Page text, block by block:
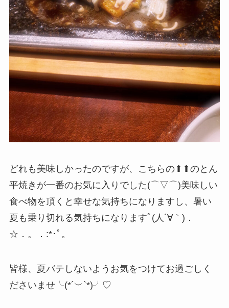
どれも美味しかったのですが、こちらの⬆⬆のとん
平焼きが一番のお気に入りでした(⌒▽⌒)美味しい
食べ物を頂くと幸せな気持ちになりますし、暑い
夏も乗り切れる気持ちになりますﾟ(人´∀｀)．
☆．。．:*･ﾟ。
皆様、夏バテしないようお気をつけてお過ごしく
ださいませ╰(*´︶`*)╯♡